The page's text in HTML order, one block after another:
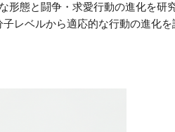
形態と闘争・求愛行動の進化を研
レベルから適応的な行動の進化